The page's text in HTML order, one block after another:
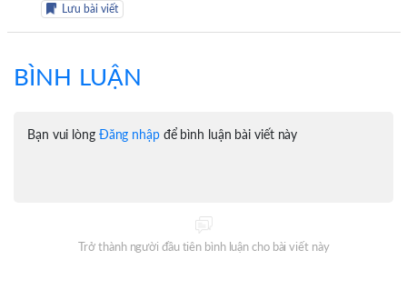
Lưu bài viết
BÌNH LUẬN
Bạn vui lòng Đăng nhậpđể bình luận bài viết này
Trở thành người đầu tiên bình luận cho bài viết này